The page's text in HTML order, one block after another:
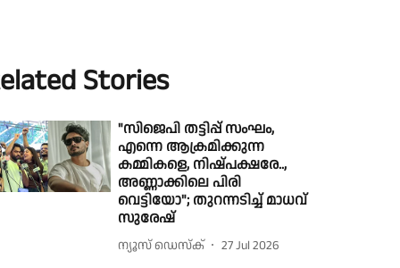
Stories
"സിജെപി തട്ടിപ്പ് സംഘം,
എന്നെ ആക്രമിക്കുന്ന
കമ്മികളെ, നിഷ്‌പക്ഷരേ..,
അണ്ണാക്കിലെ പിരി
വെട്ടിയോ"; തുറന്നടിച്ച് മാധവ്
സുരേഷ്
ന്യൂസ് ഡെസ്ക് 27 Jul 2026